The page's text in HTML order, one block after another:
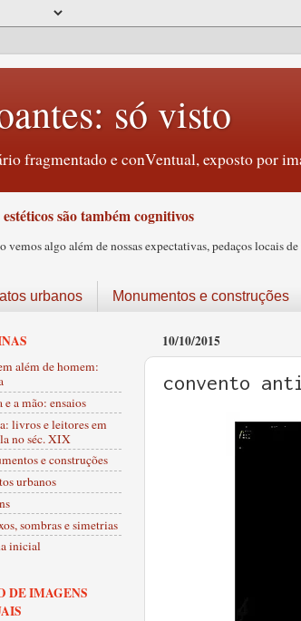
só visto
fragmentado e conVentual, exposto por
são também cognitivos
vemos algo além de nossas expectativas, pedaços locais
urbanos Monumentos e construções
10/10/2015
convento
além de homem:
e a mão: ensaios
livros e leitores em
no séc. XIX
e construções
urbanos
sombras e simetrias
inicial
DE IMAGENS